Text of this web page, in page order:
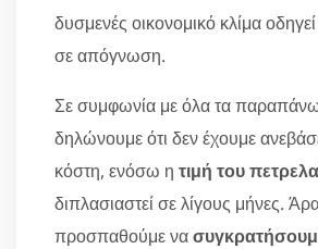
δυσμενές οικονομικό κλίμα
σε απόγνωση.
Σε συμφωνία με όλα τα παραπάνω
δηλώνουμε ότι δεν έχουμε
κόστη, ενόσω η τιμή του
διπλασιαστεί σε λίγους μήνες.
προσπαθούμε να